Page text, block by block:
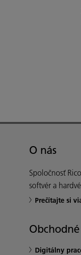
O nás
Spoločnosť
softvér a
Prečítajte si
Digitálny